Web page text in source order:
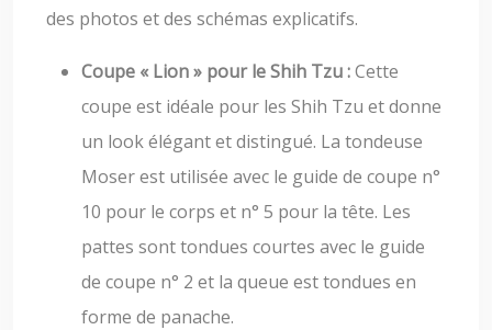
des photos et des schémas explicatifs.
Coupe « Lion » pour le Shih Tzu :Cette
coupe est idéale pour les Shih Tzu et donne
un look élégant et distingué. La tondeuse
Moser est utilisée avec le guide de coupe n°
10 pour le corps et n° 5 pour la tête. Les
pattes sont tondues courtes avec le guide
de coupe n° 2 et la queue est tondues en
forme de panache.